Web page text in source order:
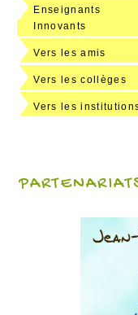
Enseignants
Innovants
Vers les amis
Vers les collèges
Vers les